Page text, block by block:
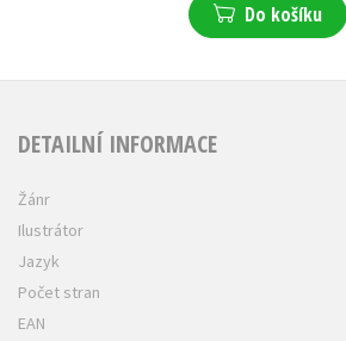
Do košíku
DETAILNÍ INFORMACE
Žánr
Ilustrátor
Jazyk
Počet stran
EAN